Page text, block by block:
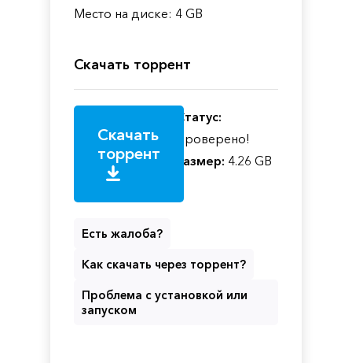
Место на диске: 4 GB
Скачать торрент
Скачать
торрент
Статус:
Проверено!
Размер: 4.26 GB
Есть жалоба?
Как скачать через торрент?
Проблема с установкой или
запуском